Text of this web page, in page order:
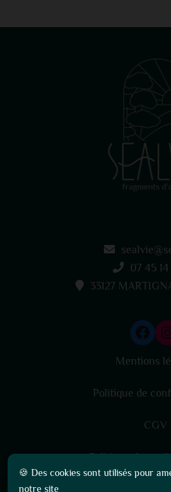
07 45
33127
Mentions
Politique de
CGV
Politique de
🍪 Des cookies sont utilisés pour
notre site